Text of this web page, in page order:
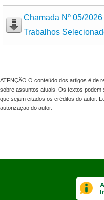
Chamada Nº 05/
Trabalhos
ATENÇÃO O conteúdo dos artigos é de
sobre assuntos atuais. Os textos
que sejam citados os créditos do autor.
autorização do autor.